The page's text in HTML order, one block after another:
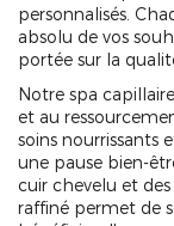
personnalisés.
absolu de vos
portée sur la
Notre spa
et au
soins nourrissants
une pause bien-
cuir chevelu et
raffiné permet de